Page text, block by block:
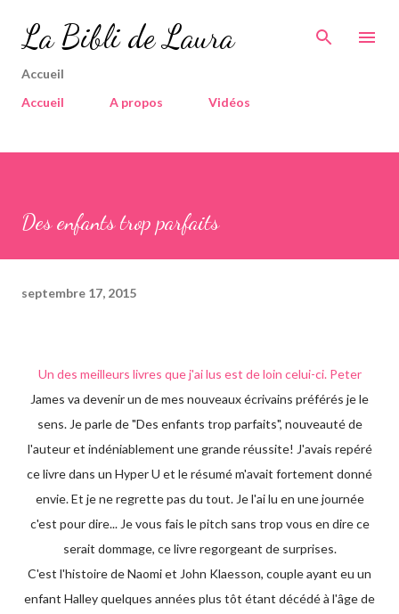
Accéder au contenu principal
La Bibli de Laura
Accueil
Accueil
A propos Vidéos
Des enfants trop parfaits
septembre 17, 2015
Un des meilleurs livres que j'ai lus est de loin celui-ci. Peter
James va devenir un de mes nouveaux écrivains préférés je le
sens. Je parle de "Des enfants trop parfaits", nouveauté de
l'auteur et indéniablement une grande réussite! J'avais repéré
ce livre dans un Hyper U et le résumé m'avait fortement donné
envie. Et je ne regrette pas du tout. Je l'ai lu en une journée
c'est pour dire... Je vous fais le pitch sans trop vous en dire ce
serait dommage, ce livre regorgeant de surprises.
C'est l'histoire de Naomi et John Klaesson, couple ayant eu un
enfant Halley quelques années plus tôt étant décédé à l'âge de